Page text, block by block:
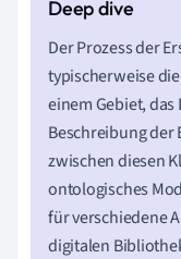
Der Prozess der
typischerweise
einem Gebiet,
Beschreibung der
zwischen diesen
ontologisches
für verschiedene
digitalen